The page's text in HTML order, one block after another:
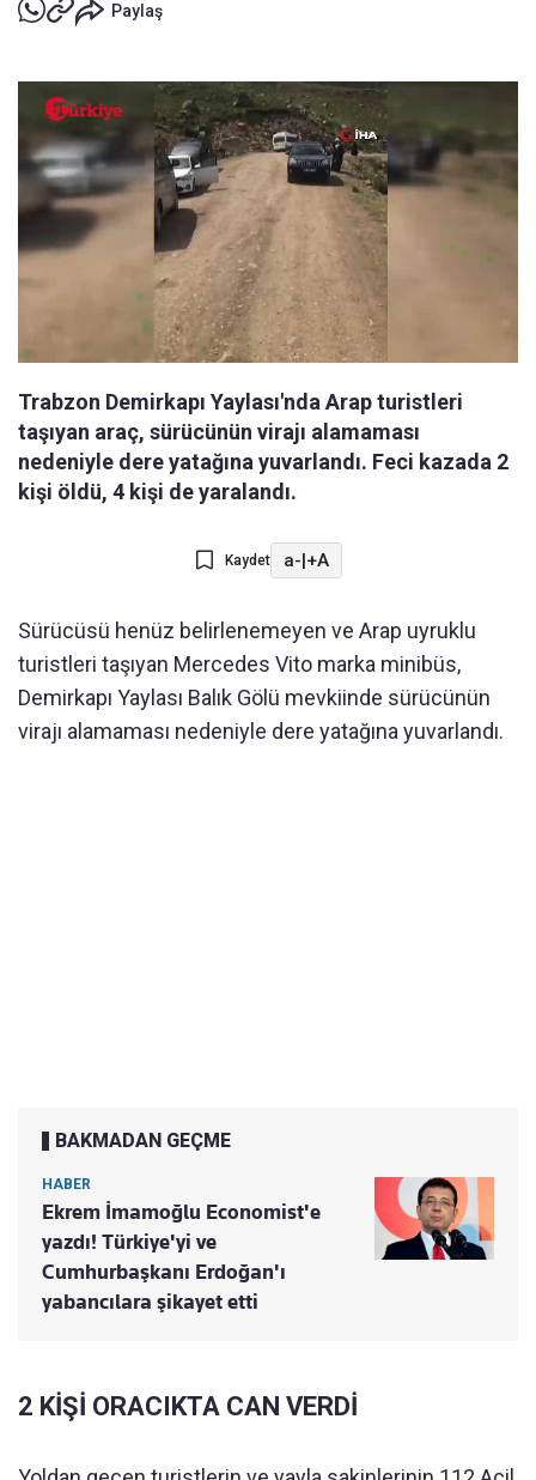
Paylaş
Trabzon Demirkapı Yaylası'nda Arap turistleri
taşıyan araç, sürücünün virajı alamaması
nedeniyle dere yatağına yuvarlandı. Feci kazada 2
kişi öldü, 4 kişi de yaralandı.
Kaydet a-|+A
Sürücüsü henüz belirlenemeyen ve Arap uyruklu
turistleri taşıyan Mercedes Vito marka minibüs,
Demirkapı Yaylası Balık Gölü mevkiinde sürücünün
virajı alamaması nedeniyle dere yatağına yuvarlandı.
BAKMADAN GEÇME
HABER
Ekrem İmamoğlu Economist'e
yazdı! Türkiye'yi ve
Cumhurbaşkanı Erdoğan'ı
yabancılara şikayet etti
2 KİŞİ ORACIKTA CAN VERDİ